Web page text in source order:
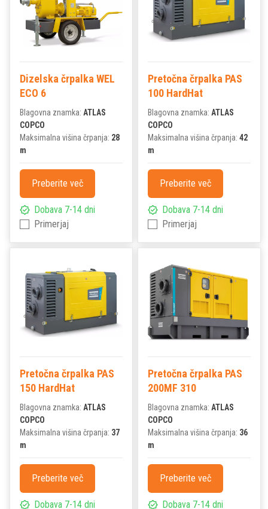
Dizelska črpalka WEL
ECO 6
Blagovna znamka: ATLAS
COPCO
Maksimalna višina črpanja: 28
m
Preberite več
Dobava 7-14 dni
Primerjaj
Pretočna črpalka PAS
100 HardHat
Blagovna znamka: ATLAS
COPCO
Maksimalna višina črpanja: 42
m
Preberite več
Dobava 7-14 dni
Primerjaj
Pretočna črpalka PAS
150 HardHat
Blagovna znamka: ATLAS
COPCO
Maksimalna višina črpanja: 37
m
Preberite več
Dobava 7-14 dni
Pretočna črpalka PAS
200MF 310
Blagovna znamka: ATLAS
COPCO
Maksimalna višina črpanja: 36
m
Preberite več
Dobava 7-14 dni